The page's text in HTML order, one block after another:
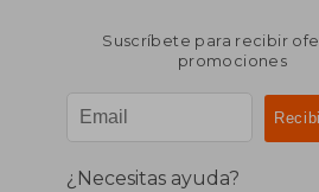
Suscríbete para recibir
promociones
¿Necesitas ayuda?